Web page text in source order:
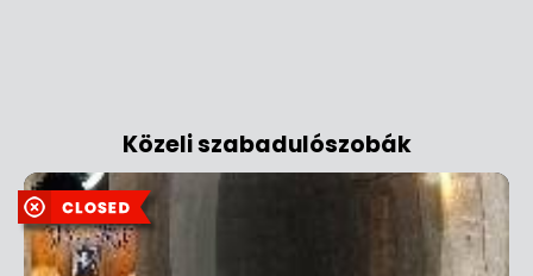
Közeli szabadulószobák